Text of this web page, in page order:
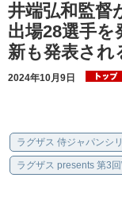
井端弘和監督
出場28選手
新も発表され
2024年10月9日
ラグザス 侍ジャパンシ
ラグザス presents 第3